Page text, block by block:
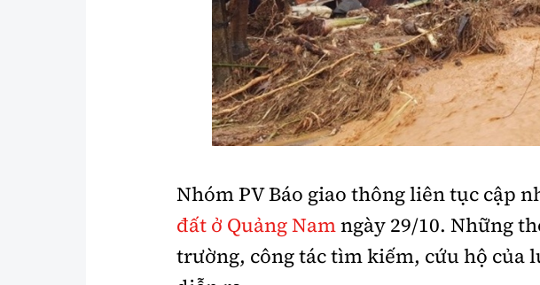
Thế giới xây dựng Ẩm thực Câu
Lăng
Giải trí -
Nhóm PV Báo giao thông liên tục cập
đất ở Quảng Namngày 29/10. Những
trường, công tác tìm kiếm, cứu hộ của